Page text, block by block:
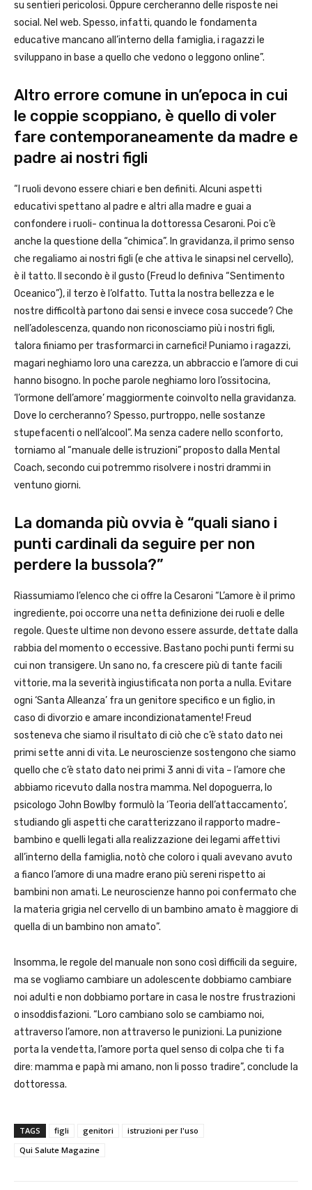
su sentieri pericolosi. Oppure cercheranno delle risposte nei
social. Nel web. Spesso, infatti, quando le fondamenta
educative mancano all’interno della famiglia, i ragazzi le
sviluppano in base a quello che vedono o leggono online”.
Altro errore comune in un’epoca in cui
le coppie scoppiano, è quello di voler
fare contemporaneamente da madre e
padre ai nostri figli
“I ruoli devono essere chiari e ben definiti. Alcuni aspetti
educativi spettano al padre e altri alla madre e guai a
confondere i ruoli- continua la dottoressa Cesaroni. Poi c’è
anche la questione della “chimica”. In gravidanza, il primo senso
che regaliamo ai nostri figli (e che attiva le sinapsi nel cervello),
è il tatto. Il secondo è il gusto (Freud lo definiva “Sentimento
Oceanico”), il terzo è l’olfatto. Tutta la nostra bellezza e le
nostre difficoltà partono dai sensi e invece cosa succede? Che
nell’adolescenza, quando non riconosciamo più i nostri figli,
talora finiamo per trasformarci in carnefici! Puniamo i ragazzi,
magari neghiamo loro una carezza, un abbraccio e l’amore di cui
hanno bisogno. In poche parole neghiamo loro l’ossitocina,
‘l’ormone dell’amore’ maggiormente coinvolto nella gravidanza.
Dove lo cercheranno? Spesso, purtroppo, nelle sostanze
stupefacenti o nell’alcool”. Ma senza cadere nello sconforto,
torniamo al “manuale delle istruzioni” proposto dalla Mental
Coach, secondo cui potremmo risolvere i nostri drammi in
ventuno giorni.
La domanda più ovvia è “quali siano i
punti cardinali da seguire per non
perdere la bussola?”
Riassumiamo l’elenco che ci offre la Cesaroni “L’amore è il primo
ingrediente, poi occorre una netta definizione dei ruoli e delle
regole. Queste ultime non devono essere assurde, dettate dalla
rabbia del momento o eccessive. Bastano pochi punti fermi su
cui non transigere. Un sano no, fa crescere più di tante facili
vittorie, ma la severità ingiustificata non porta a nulla. Evitare
ogni ‘Santa Alleanza’ fra un genitore specifico e un figlio, in
caso di divorzio e amare incondizionatamente! Freud
sosteneva che siamo il risultato di ciò che c’è stato dato nei
primi sette anni di vita. Le neuroscienze sostengono che siamo
quello che c’è stato dato nei primi 3 anni di vita – l’amore che
abbiamo ricevuto dalla nostra mamma. Nel dopoguerra, lo
psicologo John Bowlby formulò la ‘Teoria dell’attaccamento’,
studiando gli aspetti che caratterizzano il rapporto madre-
bambino e quelli legati alla realizzazione dei legami affettivi
all’interno della famiglia, notò che coloro i quali avevano avuto
a fianco l’amore di una madre erano più sereni rispetto ai
bambini non amati. Le neuroscienze hanno poi confermato che
la materia grigia nel cervello di un bambino amato è maggiore di
quella di un bambino non amato”.
Insomma, le regole del manuale non sono così difficili da seguire,
ma se vogliamo cambiare un adolescente dobbiamo cambiare
noi adulti e non dobbiamo portare in casa le nostre frustrazioni
o insoddisfazioni. “Loro cambiano solo se cambiamo noi,
attraverso l’amore, non attraverso le punizioni. La punizione
porta la vendetta, l’amore porta quel senso di colpa che ti fa
dire: mamma e papà mi amano, non li posso tradire”, conclude la
dottoressa.
TAGS figli genitori
istruzioni per l'uso
Qui Salute Magazine